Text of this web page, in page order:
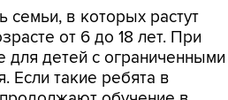
семьи, в которых растут
от 6 до 18 лет. При
для детей с ограниченными
Если такие ребята в